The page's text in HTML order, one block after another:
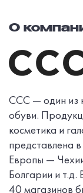
О
ССС — один из
обуви.
косметика и
представлена
Европы —
Болгарии и
40 магазинов